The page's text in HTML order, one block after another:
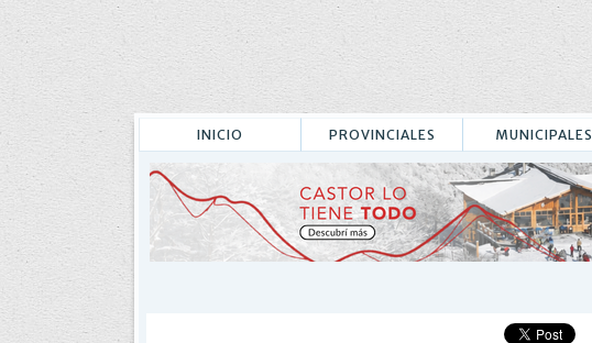
INICIO PROVINCIALES MUNICIPALES